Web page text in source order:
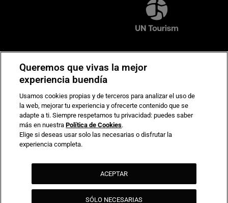
Compromiso de seguridad en pagos electrónicos
Queremos que vivas la mejor
experiencia buendía
Usamos cookies propias y de terceros para analizar el uso de
la web, mejorar tu experiencia y ofrecerte contenido que se
adapte a ti. Siempre respetamos tu privacidad: puedes saber
más en nuestraPolítica de Cookies.
Elige si deseas usar solo las necesarias o disfrutar la
experiencia completa.
ACEPTAR
SÓLO NECESARIAS